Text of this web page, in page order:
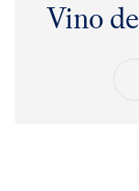
Vino